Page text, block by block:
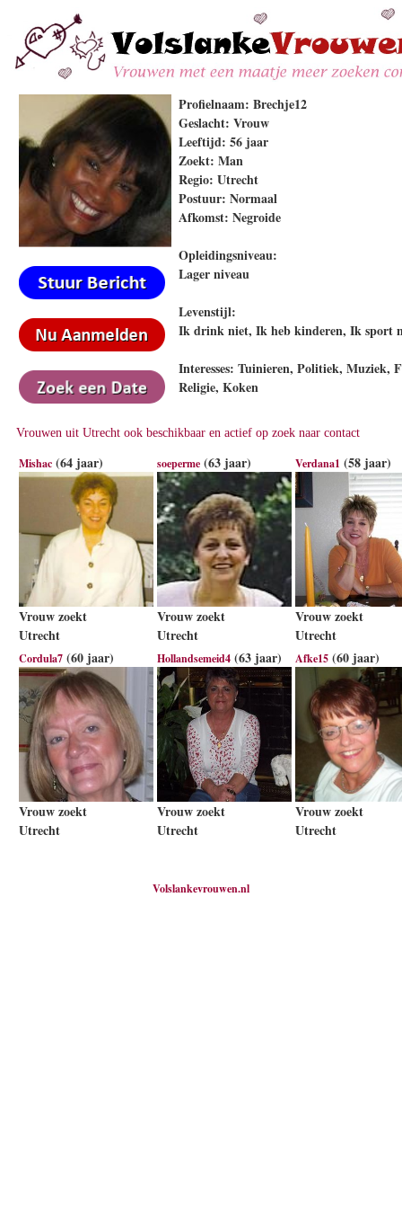
Profielnaam: Brechje12
Geslacht: Vrouw
Leeftijd: 56 jaar
Zoekt: Man
Regio: Utrecht
Postuur: Normaal
Afkomst: Negroide
Opleidingsniveau:
Lager niveau
Levenstijl:
Ik drink niet, Ik heb kinderen, Ik sport
Interesses: Tuinieren, Politiek, Muziek,
Religie, Koken
Vrouwen uit Utrecht ook beschikbaar en actief op zoek naar contact
Mishac (64 jaar)
Vrouw zoekt
Utrecht
soeperme (63 jaar)
Vrouw zoekt
Utrecht
Verdana1 (58 jaar)
Vrouw zoekt
Utrecht
Cordula7 (60 jaar)
Vrouw zoekt
Utrecht
Hollandsemeid4 (63 jaar)
Vrouw zoekt
Utrecht
Afke15 (60 jaar)
Vrouw zoekt
Utrecht
Volslankevrouwen.nl